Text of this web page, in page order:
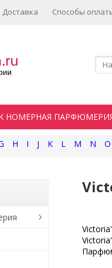
Доставка Способы
НОМЕРНАЯ
H I J K L M N O